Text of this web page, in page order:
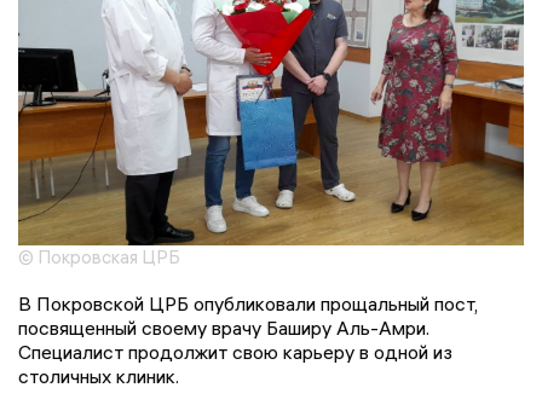
© Покровская ЦРБ
В Покровской ЦРБ опубликовали прощальный пост,
посвященный своему врачу Баширу Аль-Амри.
Специалист продолжит свою карьеру в одной из
столичных клиник.